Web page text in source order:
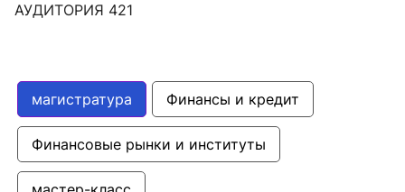
АУДИТОРИЯ 421
магистратура Финансы и кредит
Финансовые рынки и институты